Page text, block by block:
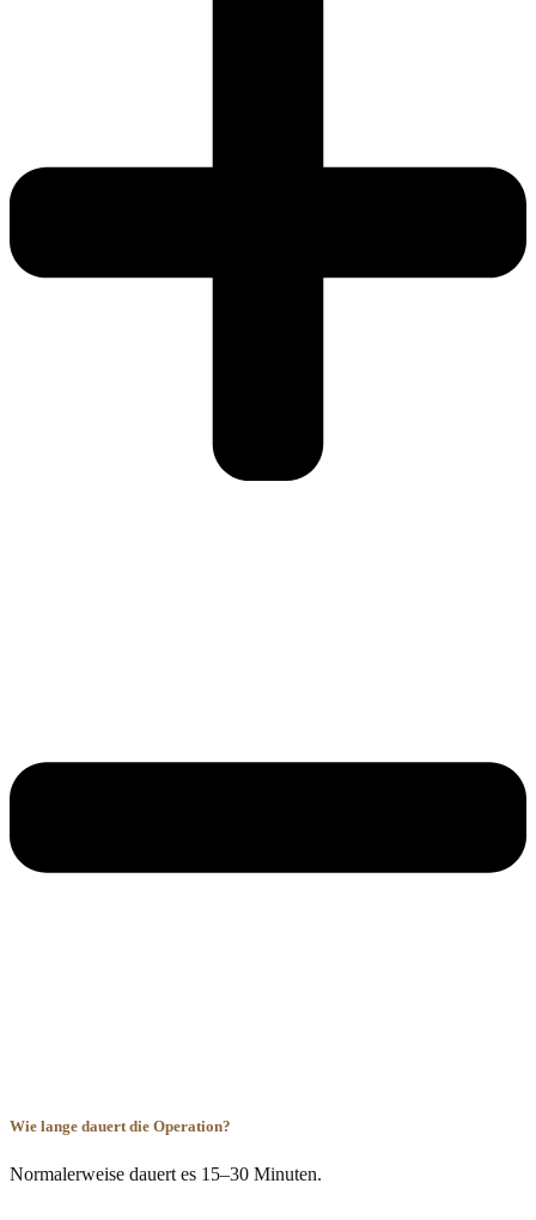
Wie lange dauert die Operation?
Normalerweise dauert es 15–30 Minuten.